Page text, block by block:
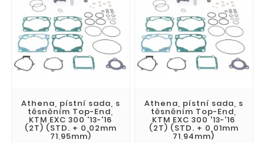
Athena, pístní sada, s
těsněním Top-End,
KTM EXC 300 '13-'16
(2T) (STD. + 0,02mm
71,95mm)
Athena, pístní sada, s
těsněním Top-End,
KTM EXC 300 '13-'16
(2T) (STD. + 0,01mm
71,94mm)